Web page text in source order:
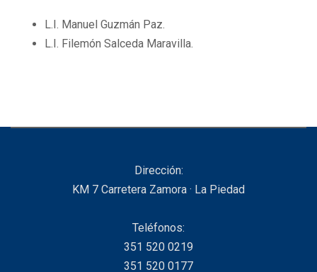
L.I. Manuel Guzmán Paz.
L.I. Filemón Salceda Maravilla.
Dirección:
KM 7 Carretera Zamora · La Piedad
Teléfonos:
351 520 0219
351 520 0177